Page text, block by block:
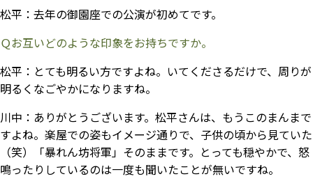
松平： 去年の御園座での公演が初めてです。
Ｑお互いどのような印象をお持ちですか。
松平： とても明るい方ですよね。いてくださるだけで、周りが
明るくなごやかになりますね。
川中： ありがとうございます。松平さんは、もうこのまんまで
すよね。楽屋での姿もイメージ通りで、子供の頃から見ていた
（笑）「暴れん坊将軍」そのままです。とっても穏やかで、怒
鳴ったりしているのは一度も聞いたことが無いですね。